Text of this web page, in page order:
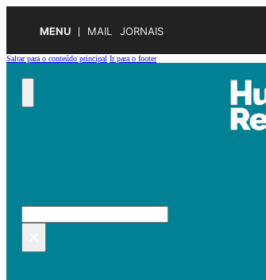
MENU MAIL JORNAIS
Saltar para o conteúdo principal Ir para o footer
Pesquisar